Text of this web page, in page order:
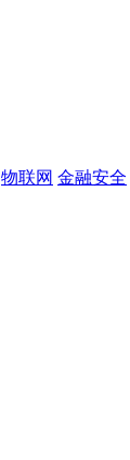
物联网 金融安全